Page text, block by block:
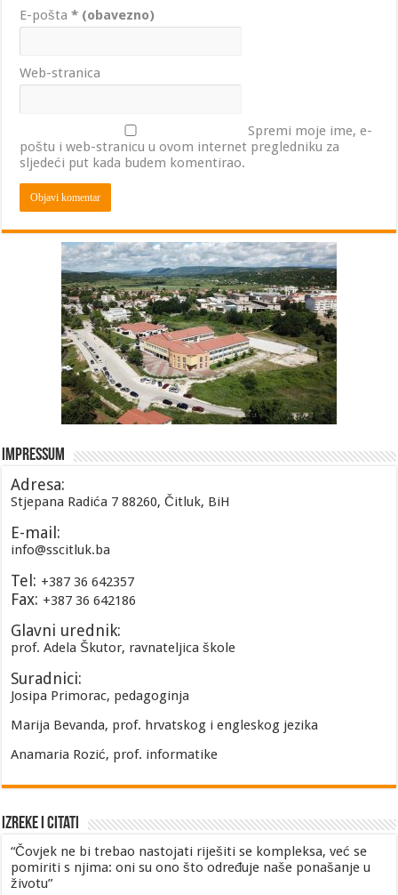
E-pošta* (obavezno)
Web-stranica
Spremi moje ime, e-
poštu i web-stranicu u ovom internet pregledniku za
sljedeći put kada budem komentirao.
Impressum
Adresa:
Stjepana Radića 7 88260, Čitluk, BiH
E-mail:
info@sscitluk.ba
Tel: +387 36 642357
Fax: +387 36 642186
Glavni urednik:
prof. Adela Škutor, ravnateljica škole
Suradnici:
Josipa Primorac, pedagoginja
Marija Bevanda, prof. hrvatskog i engleskog jezika
Anamaria Rozić, prof. informatike
Izreke i Citati
“Čovjek ne bi trebao nastojati riješiti se kompleksa, već se
pomiriti s njima: oni su ono što određuje naše ponašanje u
životu”